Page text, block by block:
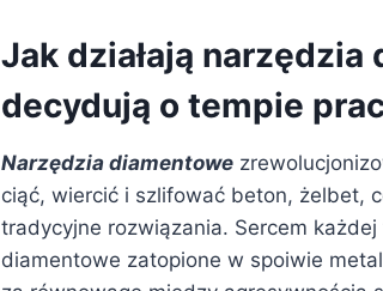
Jak działają
decydują o tempie
Narzędzia diamentowe
ciąć, wiercić i szlifować beton, żelbet,
tradycyjne rozwiązania. Sercem
diamentowe zatopione w spoiwie